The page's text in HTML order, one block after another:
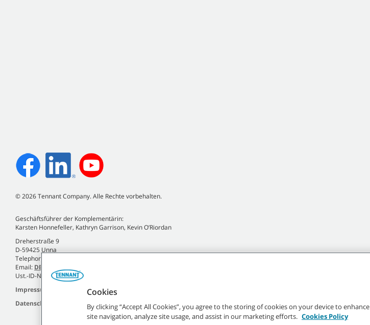
©2026Tennant Company. Alle Rechte vorbehalten.
Geschäftsführer der Komplementärin:
Karsten Honnefeller, Kathryn Garrison, Kevin O’Riordan
Dreherstraße 9
D-59425 Unna
Telephone +49 (0)2303 2580-0
Email: DE.Info@tennantco.com
Ust.-ID-Nr. DE120810935
Impressum
Datenschutzrichtlinie
Cookies
By clicking “Accept All Cookies”, you agree to the storing of cookies on your device to enhance
site navigation, analyze site usage, and assist in our marketing efforts. Cookies Policy